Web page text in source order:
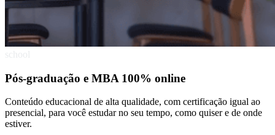
Pós-graduação e MBA 100% online
Conteúdo educacional de alta qualidade, com certificação igual ao
presencial, para você estudar no seu tempo, como quiser e de onde
estiver.